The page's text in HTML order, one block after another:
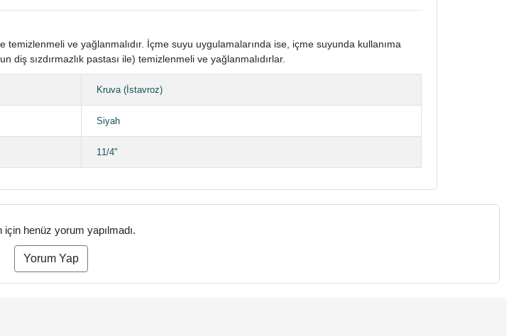
temizlenmeli ve yağlanmalıdır. İçme suyu uygulamalarında ise, içme suyunda kullanıma
diş sızdırmazlık pastası ile) temizlenmeli ve yağlanmalıdırlar.
Kruva (İstavroz)
Siyah
11/4"
için henüz yorum yapılmadı.
Yorum Yap